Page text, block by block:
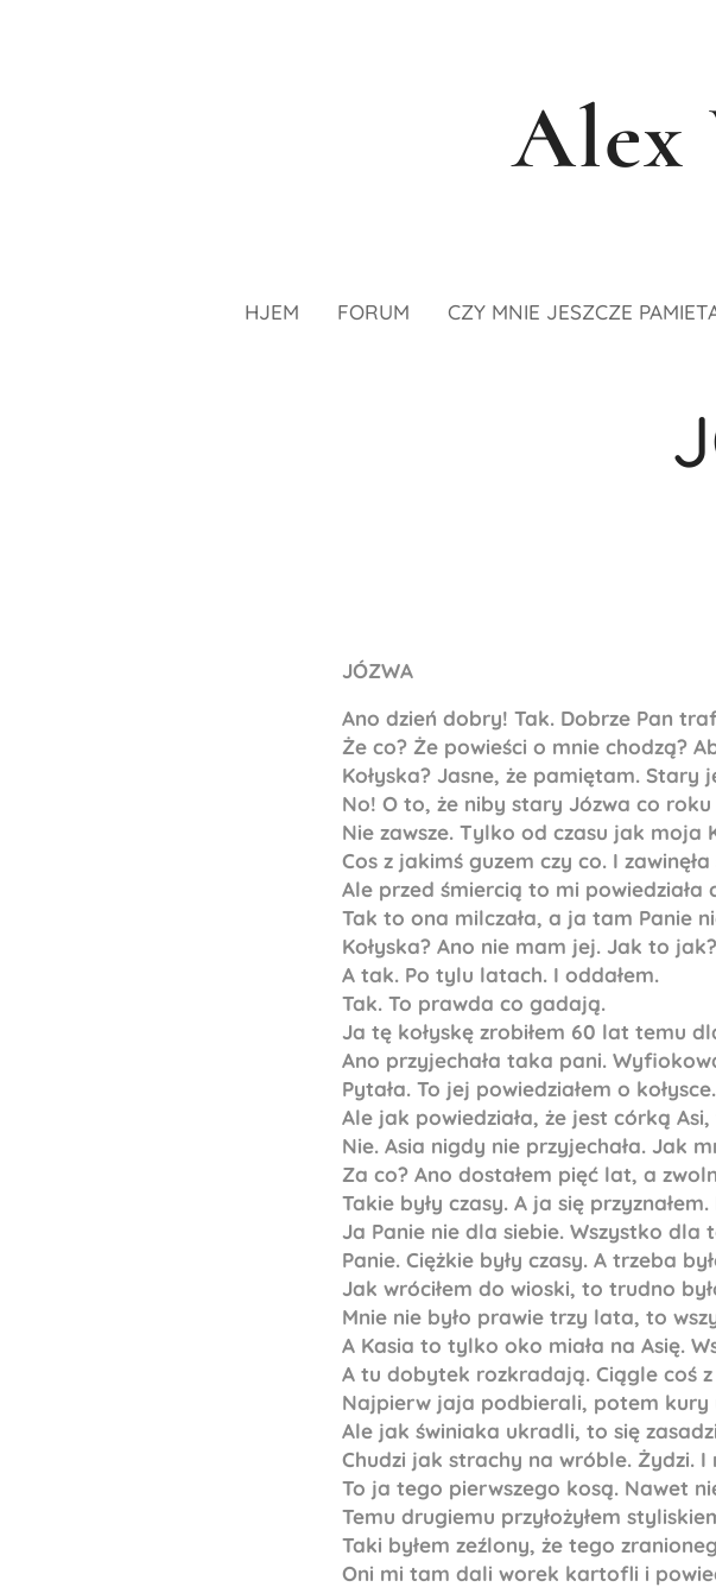
Alex
HJEM FORUM CZY MNIE JESZCZE
JÓZWA
Ano dzień dobry! Tak. Dobrze Pan
Że co? Że powieści o mnie chodzą?
Kołyska? Jasne, że pamiętam.
No! O to, że niby stary Józwa co
Nie zawsze. Tylko od czasu jak moja
Cos z jakimś guzem czy co. I
Ale przed śmiercią to mi powiedziała
Tak to ona milczała, a ja tam Panie
Kołyska? Ano nie mam jej. Jak to
A tak. Po tylu latach. I oddałem.
Tak. To prawda co gadają.
Ja tę kołyskę zrobiłem 60 lat temu
Ano przyjechała taka pani.
Pytała. To jej powiedziałem o
Ale jak powiedziała, że jest córką
Nie. Asia nigdy nie przyjechała. Jak
Za co? Ano dostałem pięć lat, a
Takie były czasy. A ja się
Ja Panie nie dla siebie. Wszystko dla
Panie. Ciężkie były czasy. A trzeba
Jak wróciłem do wioski, to trudno
Mnie nie było prawie trzy lata, to
A Kasia to tylko oko miała na Asię.
A tu dobytek rozkradają. Ciągle coś
Najpierw jaja podbierali, potem kury
Ale jak świniaka ukradli, to się
Chudzi jak strachy na wróble. Żydzi.
To ja tego pierwszego kosą. Nawet
Temu drugiemu przyłożyłem
Taki byłem zeźlony, że tego
Oni mi tam dali worek kartofli i